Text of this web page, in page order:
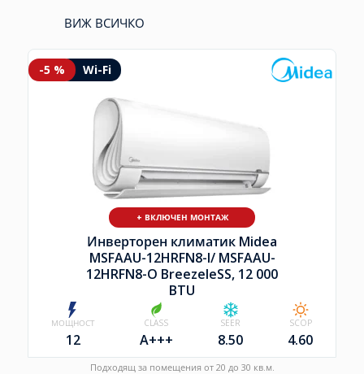
ВИЖ ВСИЧКО
-5 % Wi-Fi
+ ВКЛЮЧЕН МОНТАЖ
Инверторен климатик Midea
MSFAAU-12HRFN8-I/MSFAAU-
12HRFN8-O BreezeleSS, 12 000
BTU
МОЩНОСТ
12
CLASS
A+++
SEER
8.50
SCOP
4.60
Подходящ за помещения от 20 до 30 кв.м.